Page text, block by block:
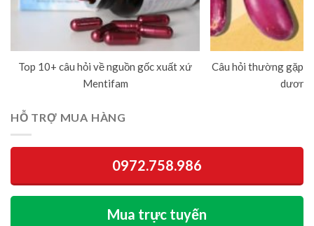
Top 10+ câu hỏi về nguồn gốc xuất xứ
Mentifam
Câu hỏi thường gặp
dương
HỖ TRỢ MUA HÀNG
0972.758.986
Mua trực tuyến